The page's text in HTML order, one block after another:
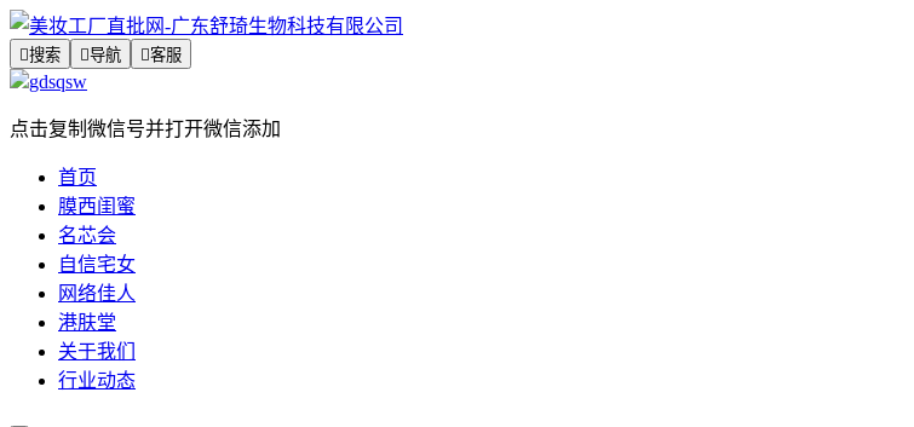
搜索 导航 客服
gdsqsw
点击复制微信号并打开微信添加
首页
膜西闺蜜
名芯会
自信宅女
网络佳人
港肤堂
关于我们
行业动态